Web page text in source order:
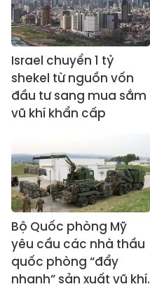
Israel chuyển 1 tỷ
shekel từ nguồn vốn
đầu tư sang mua sắm
vũ khí khẩn cấp
Bộ Quốc phòng Mỹ
yêu cầu các nhà thầu
quốc phòng “đẩy
nhanh” sản xuất vũ khí.